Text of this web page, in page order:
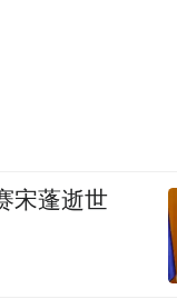
宋蓬逝世